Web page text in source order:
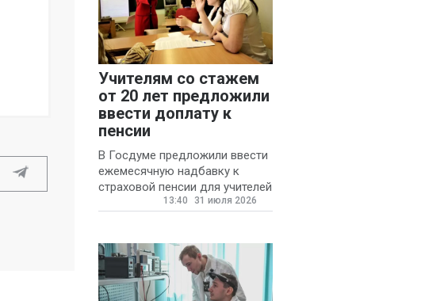
Учителям со стажем
от 20 лет предложили
ввести доплату к
пенсии
В Госдуме предложили ввести
ежемесячную надбавку к
страховой пенсии для учителей
государственных и
13:40 31 июля 2026